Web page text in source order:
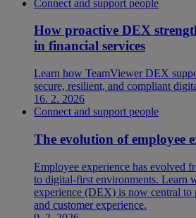
Connect and support people
How proactive DEX
in financial services
Learn how TeamViewer DEX
secure, resilient, and compliant
16. 2. 2026
Connect and support people
The evolution of employee
Employee experience has evolved
to digital-first environments. Learn
experience (DEX) is now central to
and customer experience.